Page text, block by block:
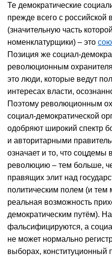
Те демократические
прежде всего с российской
(значительную часть
номенклатурщики) – это
Позиция же социал-
революционным
это люди, которые ведут
интересах власти,
Поэтому революционным
социал-демократической
одобряют широкий спектр
и авторитарными
означает и то, что соцдемы
революцию – тем больше,
правящих элит над
политическим полем (и
реальная возможность
демократическим путём).
фальсифицируются, а
не может нормально
выборах, конституционный